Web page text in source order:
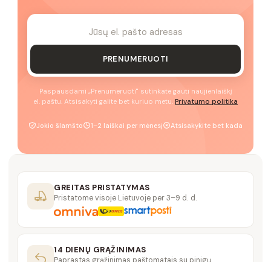
PRENUMERUOTI
Paspausdami „Prenumeruoti" sutinkate gauti naujienlaiškį
el. paštu. Atsisakyti galite bet kuriuo metu. Privatumo politika
Jokio šlamšto 1–2 laiškai per mėnesį Atsisakykite bet kada
GREITAS PRISTATYMAS
Pristatome visoje Lietuvoje per 3–9 d. d.
14 DIENŲ GRĄŽINIMAS
Paprastas grąžinimas paštomatais su pinigų